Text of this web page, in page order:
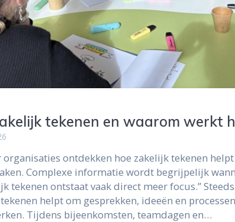
tekenen en waarom werkt
organisaties ontdekken hoe zakelijk tekenen
Complexe informatie wordt begrijpelijk
tekenen ontstaat vaak direct meer focus.”
helpt om gesprekken, ideeën en
Tijdens bijeenkomsten, teamdagen en…